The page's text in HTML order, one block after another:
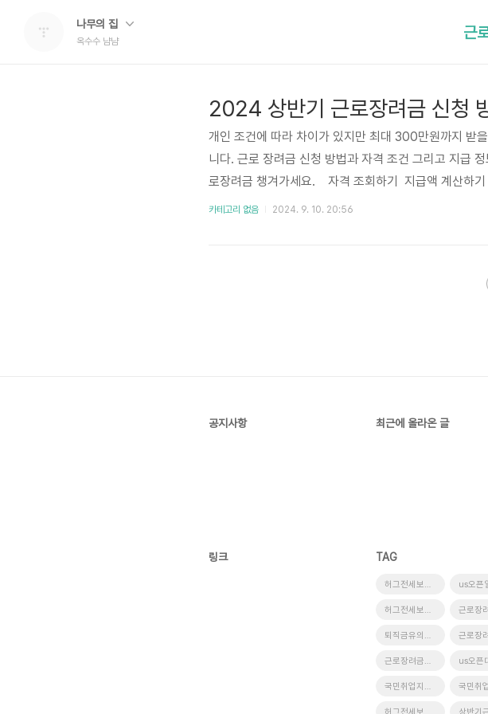
나무의 집
옥수수 냠냠 근
2024 상반기 근로장려금 신청
개인 조건에 따라 차이가 있지만 최대 300만원까지 받
니다. 근로 장려금 신청 방법과 자격 조건 그리고 지급
로장려금 챙겨가세요. 자격 조회하기 지급액 계산
자격 조건 근로 장려금을 받기 위해서는 특정 자격 조건
카테고리 없음 2024. 9. 10. 20:56
공지사항 최근에 올라온 글
링크 TAG
허그전세보증보험신청방법 us오픈
허그전세보증보험가입조건
퇴직금유의사항
근로장려금지급액 us오픈
국민취업지원제도2유형